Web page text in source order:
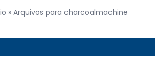
» Arquivos para charcoalmachine